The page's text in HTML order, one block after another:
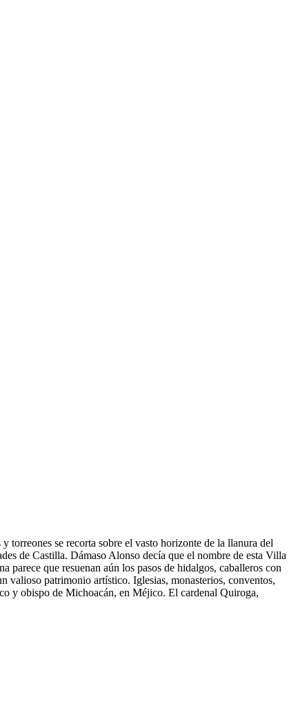
torreones se recorta sobre el vasto horizonte de la llanura del
de Castilla. Dámaso Alonso decía que el nombre de esta Villa
parece que resuenan aún los pasos de hidalgos, caballeros con
valioso patrimonio artístico. Iglesias, monasterios, conventos,
y obispo de Michoacán, en Méjico. El cardenal Quiroga,